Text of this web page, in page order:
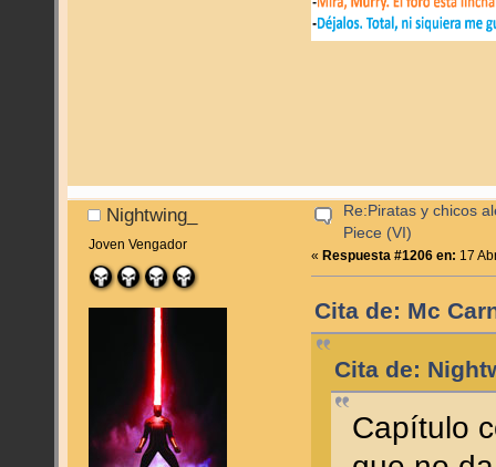
Nightwing_
Joven Vengador
Re:Piratas y chicos
Piece (VI)
« Respuesta #1206 en: 17
Cita de: Mc
Cita de:
Capítulo